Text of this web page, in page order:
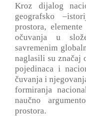
Kroz dijalog
geografsko
prostora,
očuvanja u
savremenim
naglasili su značaj
pojedinaca i
čuvanja i
formiranja
naučno
prostora.